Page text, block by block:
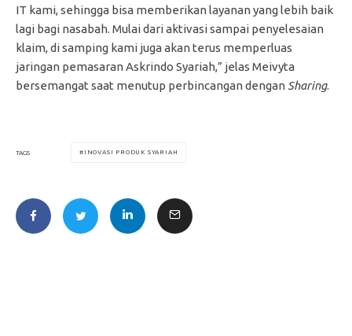
IT kami, sehingga bisa memberikan layanan yang lebih baik
lagi bagi nasabah. Mulai dari aktivasi sampai penyelesaian
klaim, di samping kami juga akan terus memperluas
jaringan pemasaran Askrindo Syariah,” jelas Meivyta
bersemangat saat menutup perbincangan dengan Sharing.
TAGS INOVASI PRODUK SYARIAH